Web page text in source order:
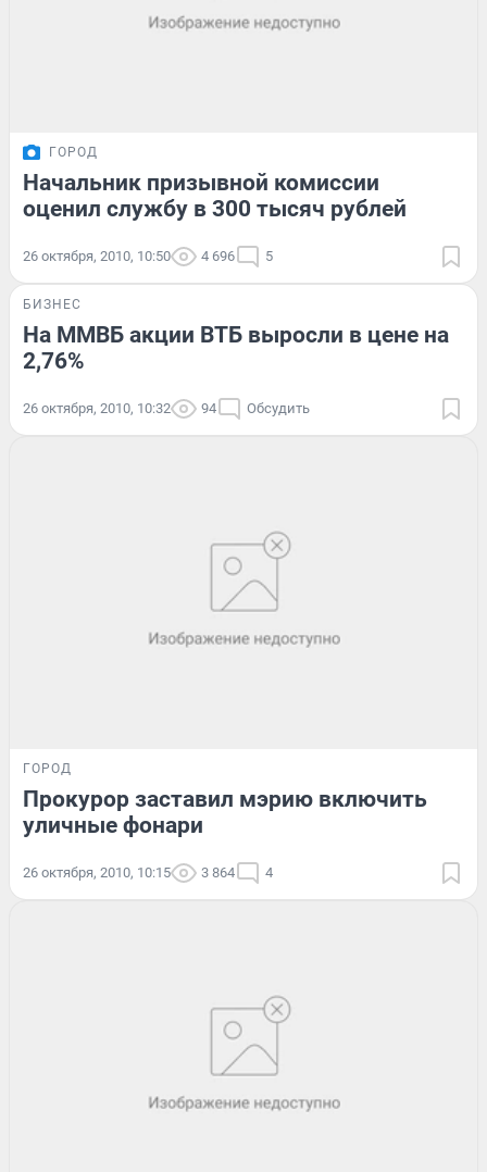
ГОРОД
Начальник призывной комиссии
оценил службу в 300 тысяч рублей
26 октября, 2010, 10:50 4 696 5
БИЗНЕС
На ММВБ акции ВТБ выросли в цене на
2,76%
26 октября, 2010, 10:32 94 Обсудить
ГОРОД
Прокурор заставил мэрию включить
уличные фонари
26 октября, 2010, 10:15 3 864 4